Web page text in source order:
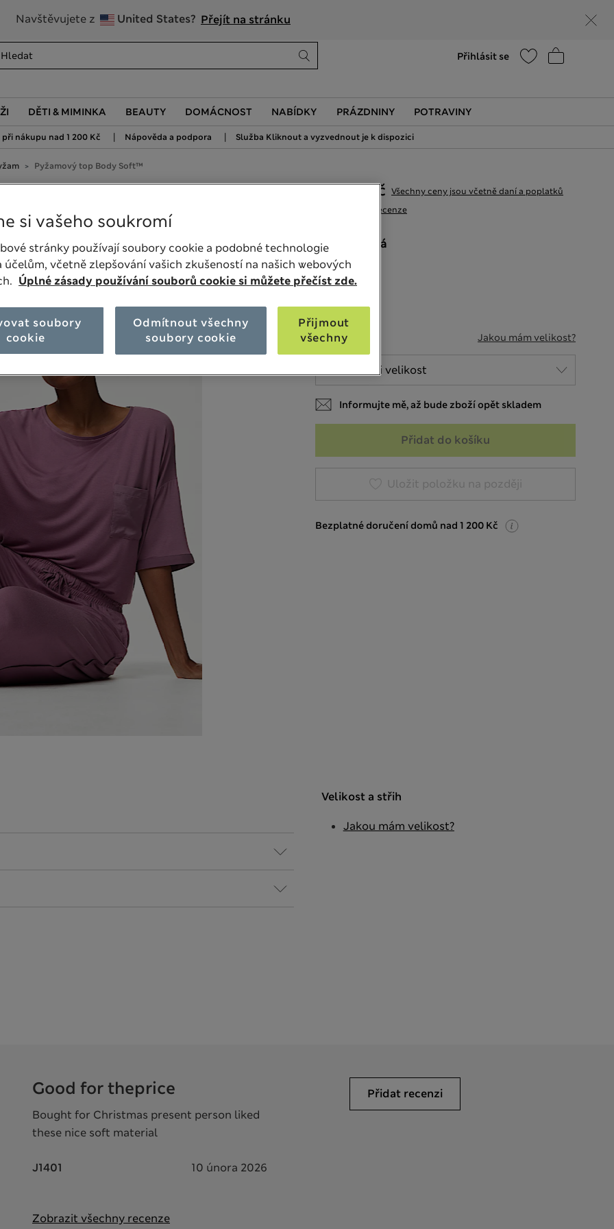
Navštěvujete z United States? Přejít na stránku
Přihlásit se
DĚTI & MIMINKA BEAUTY DOMÁCNOST NABÍDKY PRÁZDNINY POTRAVINY
nákupu nad 1 200 Kč | Nápověda a podpora | Služba Kliknout a vyzvednout je k dispozici
Pyžamový top Body Soft™
99 Recenze
399,00Kč Všechny ceny jsou včetně daní a poplatků
BARVA: Šedá
Vyprodáno
VELIKOST Jakou mám velikost?
Informujte mě, až bude zboží opět skladem
Přidat do košíku
Uložit položku na později
Bezplatné doručení domů nad 1 200 Kč
Velikost a střih
Jakou mám velikost?
Good for theprice
Bought for Christmas present person liked
these nice soft material
J1401 10 února 2026
Zobrazit všechny recenze
Přidat recenzi
si vašeho soukromí
stránky používají soubory cookie a podobné technologie
účelům, včetně zlepšování vašich zkušeností na našich webových
Úplné zásady používání souborů cookie si můžete přečíst zde.
Odmítnout všechny
soubory cookie
Přijmout
všechny
soubory
cookie